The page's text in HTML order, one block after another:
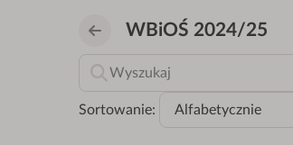
WBiOŚ 2024/25
Sortowanie: Alfabetycznie